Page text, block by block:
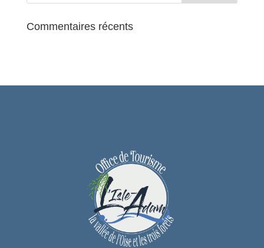
Commentaires récents